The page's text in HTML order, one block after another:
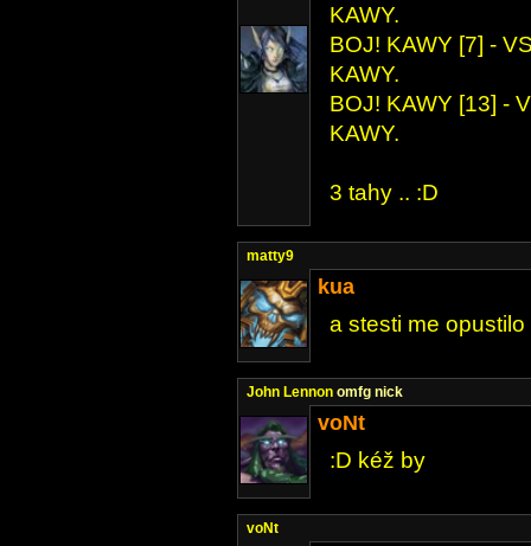
KAWY.
BOJ! KAWY [7] -
KAWY.
BOJ! KAWY [13] -
KAWY.
3 tahy .. :D
matty9
kua
a stesti me opustilo
John Lennon omfg nick
voNt
:D kéž by
voNt